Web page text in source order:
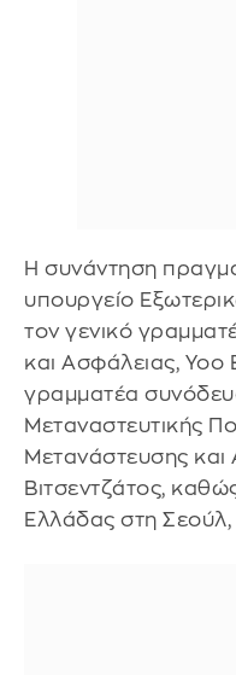
Η συνάντηση
υπουργείο
τον γενικό
και Ασφάλειας, Yoo
γραμματέα
Μεταναστευτικής
Μετανάστευσης
Βιτσεντζάτος,
Ελλάδας στη Σεούλ,